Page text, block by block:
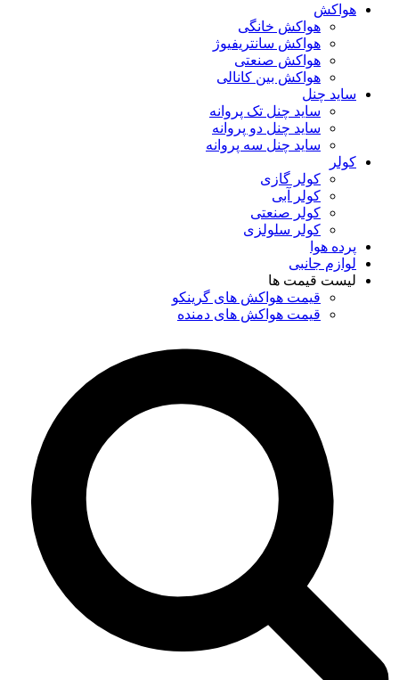
هواکش
هواکش خانگی
هواکش سانتریفیوژ
هواکش صنعتی
هواکش بین کانالی
ساید چنل
ساید چنل تک پروانه
ساید چنل دو پروانه
ساید چنل سه پروانه
کولر
کولر گازی
کولر آبی
کولر صنعتی
کولر سلولزی
پرده هوا
لوازم جانبی
لیست قیمت ها
قیمت هواکش های گرینکو
قیمت هواکش های دمنده